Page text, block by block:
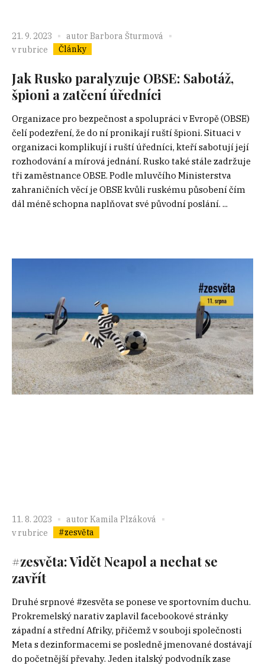
21. 9. 2023 autor Barbora Šturmová
v rubrice
Články
Jak Rusko paralyzuje OBSE: Sabotáž,
špioni a zatčení úředníci
Organizace pro bezpečnost a spolupráci v Evropě (OBSE)
čelí podezření, že do ní pronikají ruští špioni. Situaci v
organizaci komplikují i ruští úředníci, kteří sabotují její
rozhodování a mírová jednání. Rusko také stále zadržuje
tři zaměstnance OBSE. Podle mluvčího Ministerstva
zahraničních věcí je OBSE kvůli ruskému působení čím
dál méně schopna naplňovat své původní poslání. ...
11. 8. 2023 autor Kamila Plzáková
v rubrice
#zesvěta
#zesvěta: Vidět Neapol a nechat se
zavřít
Druhé srpnové #zesvěta se ponese ve sportovním duchu.
Prokremelský narativ zaplavil facebookové stránky
západní a střední Afriky, přičemž v souboji společnosti
Meta s dezinformacemi se posledně jmenované dostávají
do početnější převahy. Jeden italský podvodník zase